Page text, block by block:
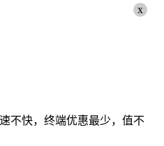
x
不快，终端优惠最少，值不